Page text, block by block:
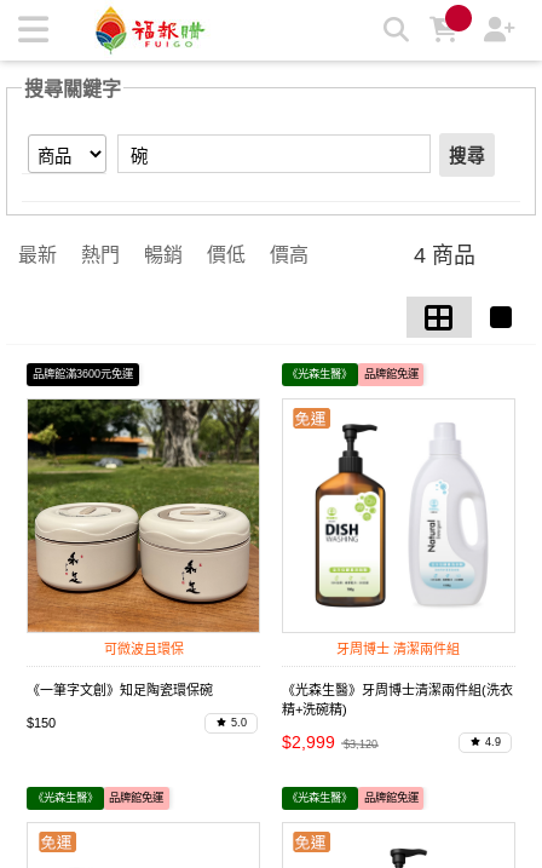
【碗】搜尋結果 | 福報購蔬食購物商城
搜尋關鍵字
搜尋
最新 熱門 暢銷 價低 價高 4 商品
品牌館滿3600元免運
可微波且環保
《一筆字文創》知足陶瓷環保碗
$150 5.0
《光森生醫》 品牌館免運
牙周博士 清潔兩件組
《光森生醫》牙周博士清潔兩件組(洗衣
精+洗碗精)
$2,999 $3,120 4.9
《光森生醫》 品牌館免運 《光森生醫》 品牌館免運